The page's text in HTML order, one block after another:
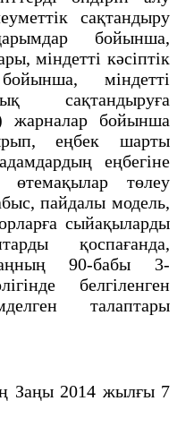
сақтандыру
бойынша,
мiндеттi кәсiптiк
міндетті
сақтандыруға
жарналар бойынша
еңбек шарты
еңбегіне
төлеу
пайдалы модель,
сыйақыларды
қоспағанда,
90-бабы 3-
белгіленген
талаптары
Заңы 2014 жылғы 7